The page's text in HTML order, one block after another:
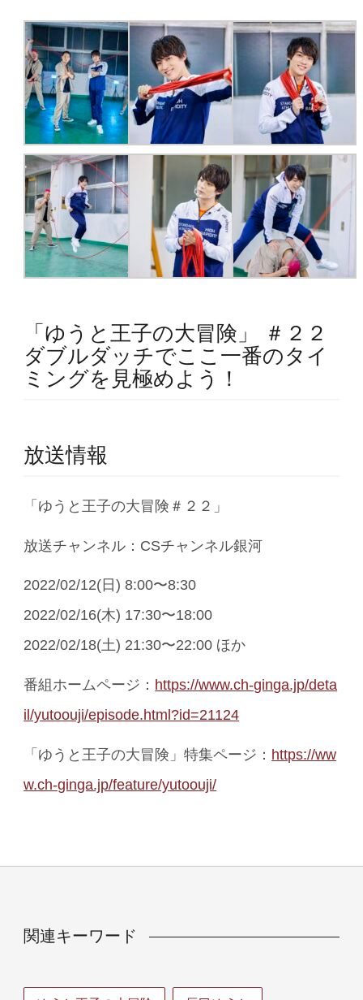
「ゆうと王子の大冒険」 ＃２２
ダブルダッチでここ一番のタイ
ミングを見極めよう！
放送情報
「ゆうと王子の大冒険＃２２」
放送チャンネル：CSチャンネル銀河
2022/02/12(日) 8:00〜8:30
2022/02/16(木) 17:30〜18:00
2022/02/18(土) 21:30〜22:00 ほか
番組ホームページ： https://www.ch-ginga.jp/deta
il/yutoouji/episode.html?id=21124
「ゆうと王子の大冒険」特集ページ： https://ww
w.ch-ginga.jp/feature/yutoouji/
関連キーワード